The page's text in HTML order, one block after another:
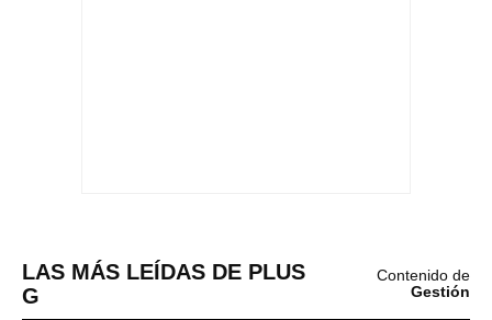
LAS MÁS LEÍDAS DE PLUS
G
Contenido de
Gestión